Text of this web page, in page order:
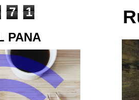
7
1
PANA